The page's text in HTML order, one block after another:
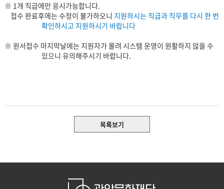
※ 1개 직급에만 응시가능합니다.
접수 완료후에는 수정이 불가하오니 지원하시는 직급과 직무를 다시 한 번
확인하시고 지원하시기 바랍니다
※ 원서접수 마지막날에는 지원자가 몰려 시스템 운영이 원활하지 않을 수
있으니 유의해주시기 바랍니다.
목록보기